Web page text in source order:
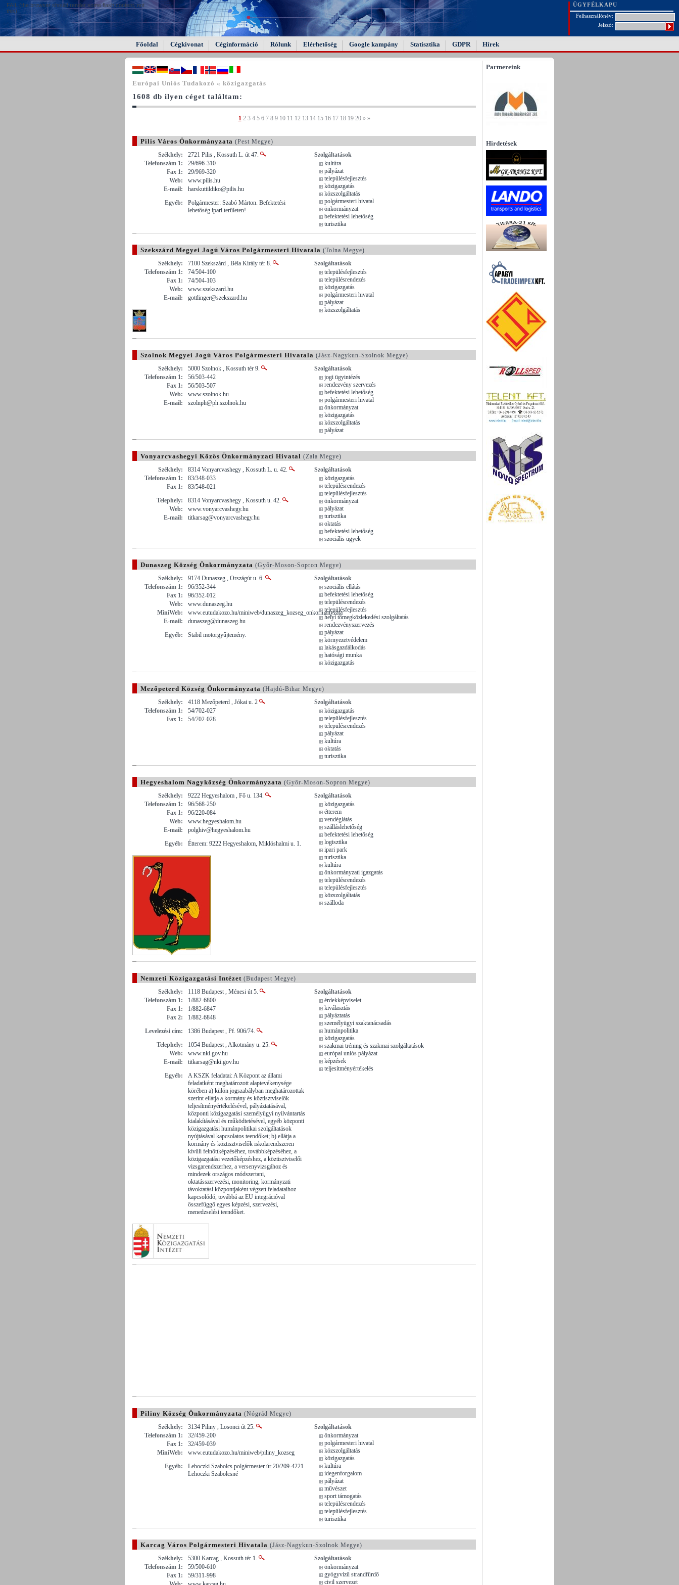
FAIL (the browser should render some flash content, not
this).
ÜGYFÉLKAPU
Felhasználónév:
Jelszó:
Főoldal Cégkivonat Céginformáció Rólunk Elérhetőség Google kampány Statisztika GDPR Hírek
Európai Uniós Tudakozó « közigazgatás
1608 db ilyen céget találtam:
1 2 3 4 5 6 7 8 9 10 11 12 13 14 15 16 17 18 19 20 » »
Pilis Város Önkormányzata (Pest Megye)
Székhely:
2721 Pilis , Kossuth L. út 47.
Telefonszám 1:
29/696-310
Fax 1:
29/969-320
Web:
www.pilis.hu
E-mail:
harskutiildiko@pilis.hu
Egyéb:
Polgármester: Szabó Márton. Befektetési
lehetőség ipari területen!
Szolgáltatások
kultúra
pályázat
településfejlesztés
közigazgatás
közszolgáltatás
polgármesteri hivatal
önkormányzat
befektetési lehetőség
turisztika
Szekszárd Megyei Jogú Város Polgármesteri Hivatala (Tolna Megye)
Székhely:
7100 Szekszárd , Béla Király tér 8.
Telefonszám 1:
74/504-100
Fax 1:
74/504-103
Web:
www.szekszard.hu
E-mail:
gottlinger@szekszard.hu
Szolgáltatások
településfejlesztés
településrendezés
közigazgatás
polgármesteri hivatal
pályázat
közszolgáltatás
Szolnok Megyei Jogú Város Polgármesteri Hivatala (Jász-Nagykun-Szolnok Megye)
Székhely:
5000 Szolnok , Kossuth tér 9.
Telefonszám 1:
56/503-442
Fax 1:
56/503-507
Web:
www.szolnok.hu
E-mail:
szolnph@ph.szolnok.hu
Szolgáltatások
jogi ügyintézés
rendezvény szervezés
befektetési lehetőség
polgármesteri hivatal
önkormányzat
közigazgatás
közszolgáltatás
pályázat
Vonyarcvashegyi Közös Önkormányzati Hivatal (Zala Megye)
Székhely:
8314 Vonyarcvashegy , Kossuth L. u. 42.
Telefonszám 1:
83/348-033
Fax 1:
83/548-021
Telephely:
8314 Vonyarcvashegy , Kossuth u. 42.
Web:
www.vonyarcvashegy.hu
E-mail:
titkarsag@vonyarcvashegy.hu
Szolgáltatások
közigazgatás
településrendezés
településfejlesztés
önkormányzat
pályázat
turisztika
oktatás
befektetési lehetőség
szociális ügyek
Dunaszeg Község Önkormányzata (Győr-Moson-Sopron Megye)
Székhely:
9174 Dunaszeg , Országút u. 6.
Telefonszám 1:
96/352-344
Fax 1:
96/352-012
Web:
www.dunaszeg.hu
MiniWeb:
www.eutudakozo.hu/miniweb/dunaszeg_kozseg_onkormanyzata
E-mail:
dunaszeg@dunaszeg.hu
Egyéb:
Stabil motorgyűjtemény.
Szolgáltatások
szociális ellátás
befektetési lehetőség
településrendezés
településfejlesztés
helyi tömegközlekedési szolgáltatás
rendezvényszervezés
pályázat
környezetvédelem
lakásgazdálkodás
hatósági munka
közigazgatás
Mezőpeterd Község Önkormányzata (Hajdú-Bihar Megye)
Székhely:
4118 Mezőpeterd , Jókai u. 2
Telefonszám 1:
54/702-027
Fax 1:
54/702-028
Szolgáltatások
közigazgatás
településfejlesztés
településrendezés
pályázat
kultúra
oktatás
turisztika
Hegyeshalom Nagyközség Önkormányzata (Győr-Moson-Sopron Megye)
Székhely:
9222 Hegyeshalom , Fő u. 134.
Telefonszám 1:
96/568-250
Fax 1:
96/220-084
Web:
www.hegyeshalom.hu
E-mail:
polghiv@hegyeshalom.hu
Egyéb:
Étterem: 9222 Hegyeshalom, Miklóshalmi u. 1.
Szolgáltatások
közigazgatás
étterem
vendéglátás
szálláslehetőség
befektetési lehetőség
logisztika
ipari park
turisztika
kultúra
önkormányzati igazgatás
településrendezés
településfejlesztés
közszolgáltatás
szálloda
Nemzeti Közigazgatási Intézet (Budapest Megye)
Székhely:
1118 Budapest , Ménesi út 5.
Telefonszám 1:
1/882-6800
Fax 1:
1/882-6847
Fax 2:
1/882-6848
Levelezési cím:
1386 Budapest , Pf. 906/74.
Telephely:
1054 Budapest , Alkotmány u. 25.
Web:
www.nki.gov.hu
E-mail:
titkarsag@nki.gov.hu
Egyéb:
A KSZK feladatai: A Központ az állami
feladatként meghatározott alaptevékenysége
körében a) külön jogszabályban meghatározottak
szerint ellátja a kormány és köztisztviselők
teljesítményértékelésével, pályáztatásával,
központi közigazgatási személyügyi nyilvántartás
kialakításával és működtetésével, egyéb központi
közigazgatási humánpolitikai szolgáltatások
nyújtásával kapcsolatos teendőket; b) ellátja a
kormány és köztisztviselők iskolarendszeren
kívüli felnőttképzéséhez, továbbképzéséhez, a
közigazgatási vezetőképzéshez, a köztisztviselői
vizsgarendszerhez, a versenyvizsgához és
mindezek országos módszertani,
oktatásszervezési, monitoring, kormányzati
távoktatási központjaként végzett feladataihoz
kapcsolódó, továbbá az EU integrációval
összefüggő egyes képzési, szervezési,
menedzselési teendőket.
Szolgáltatások
érdekképviselet
kiválasztás
pályáztatás
személyügyi szaktanácsadás
humánpolitika
közigazgatás
szakmai tréning és szakmai szolgáltatások
európai uniós pályázat
képzések
teljesítményértékelés
Piliny Község Önkormányzata (Nógrád Megye)
Székhely:
3134 Piliny , Losonci út 25.
Telefonszám 1:
32/459-200
Fax 1:
32/459-039
MiniWeb:
www.eutudakozo.hu/miniweb/piliny_kozseg
Egyéb:
Lehoczki Szabolcs polgármester úr 20/209-4221
Lehoczki Szabolcsné
Szolgáltatások
önkormányzat
polgármesteri hivatal
közszolgáltatás
közigazgatás
kultúra
idegenforgalom
pályázat
művészet
sport támogatás
településrendezés
településfejlesztés
turisztika
Karcag Város Polgármesteri Hivatala (Jász-Nagykun-Szolnok Megye)
Székhely:
5300 Karcag , Kossuth tér 1.
Telefonszám 1:
59/500-610
Fax 1:
59/311-998
Szolgáltatások
önkormányzat
gyógyvizű strandfürdő
civil szervezet
Partnereink
Hirdetések